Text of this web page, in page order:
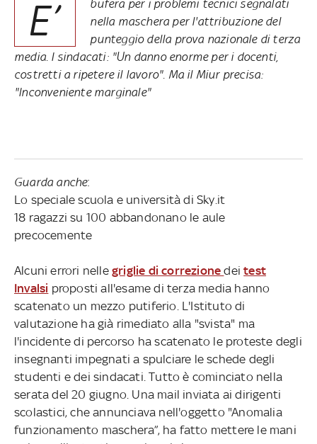
E’
bufera per i problemi tecnici segnalati
nella maschera per l'attribuzione del
punteggio della prova nazionale di terza
media. I sindacati: "Un danno enorme per i docenti,
costretti a ripetere il lavoro". Ma il Miur precisa:
"Inconveniente marginale"
Guarda anche:
Lo speciale scuola e università di Sky.it
18 ragazzi su 100 abbandonano le aule
precocemente
Alcuni errori nelle griglie di correzionedeitest
Invalsi proposti all'esame di terza media hanno
scatenato un mezzo putiferio. L'Istituto di
valutazione ha già rimediato alla "svista" ma
l'incidente di percorso ha scatenato le proteste degli
insegnanti impegnati a spulciare le schede degli
studenti e dei sindacati. Tutto è cominciato nella
serata del 20 giugno. Una mail inviata ai dirigenti
scolastici, che annunciava nell'oggetto "Anomalia
funzionamento maschera”, ha fatto mettere le mani